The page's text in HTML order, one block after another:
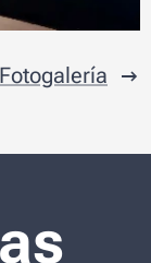
Fotogalería